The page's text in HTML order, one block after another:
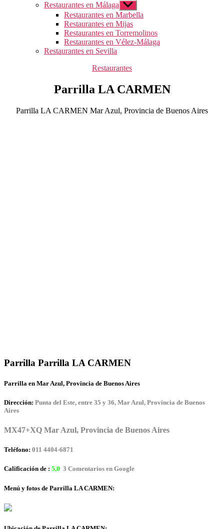
Restaurantes en Málaga Mostrar
el
submenú
Restaurantes en Marbella
Restaurantes en Mijas
Restaurantes en Torremolinos
Restaurantes en Vélez-Málaga
Restaurantes en Sevilla
Categorías
Restaurantes
Parrilla LA CARMEN
Parrilla LA CARMEN Mar Azul, Provincia de Buenos Aires
Parrilla Parrilla LA CARMEN
Parrilla en Mar Azul, Provincia de Buenos Aires
Dirección: Punta del Este, entre 35 y 36, Mar Azul, Provincia de Buenos
Aires
MX47+XQ Mar Azul, Provincia de Buenos Aires
Teléfono: 011 4404-6871
Calificación de : 5,0 3 Comentarios en Google
Menú y fotos de Parrilla LA CARMEN: